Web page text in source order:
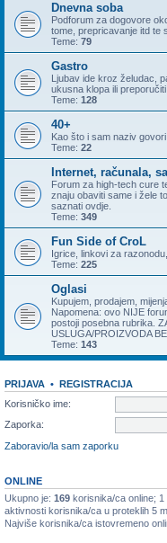
Dnevna soba
Podforum za dogovore
tome, prepricavanje itd te
Teme: 79
Gastro
Ljubav ide kroz želudac,
ukusna klopa ili
Teme: 128
40+
Kao što i sam naziv
Teme: 22
Internet, računala,
Forum za high-tech cure
znaju obaviti same i žele
saznati ovdje.
Teme: 349
Fun Side of CroL
Igrice, linkovi za
Teme: 225
Oglasi
Kupujem, prodajem,
Napomena: ovo NIJE
postoji posebna rubrika.
USLUGA/PROIZVODA
Teme: 143
PRIJAVA • REGISTRACIJA
Korisničko ime:
Zaporka:
Zaboravio/la sam zaporku
ONLINE
Ukupno je: 169 korisnika/ca online;
aktivnosti korisnika/ca u proteklih 5
Najviše korisnika/ca istovremeno